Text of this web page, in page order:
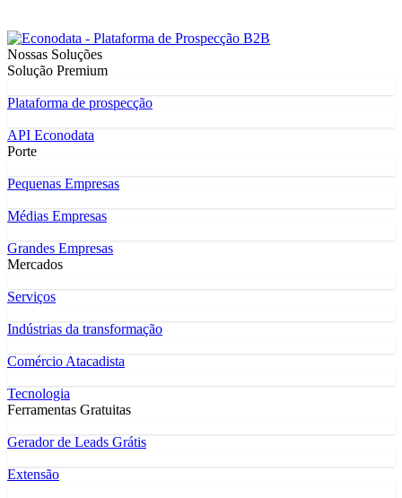
Nossas Soluções
Solução Premium
Plataforma de prospecção
API Econodata
Porte
Pequenas Empresas
Médias Empresas
Grandes Empresas
Mercados
Serviços
Indústrias da transformação
Comércio Atacadista
Tecnologia
Ferramentas Gratuitas
Gerador de Leads Grátis
Extensão